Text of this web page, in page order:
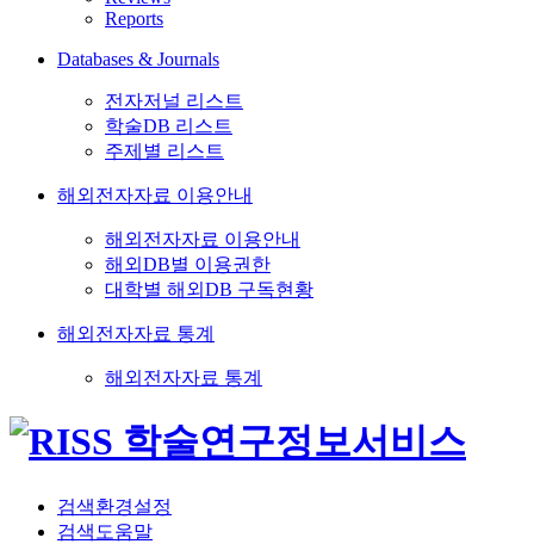
Reports
Databases & Journals
전자저널 리스트
학술DB 리스트
주제별 리스트
해외전자자료 이용안내
해외전자자료 이용안내
해외DB별 이용권한
대학별 해외DB 구독현황
해외전자자료 통계
해외전자자료 통계
검색환경설정
검색도움말